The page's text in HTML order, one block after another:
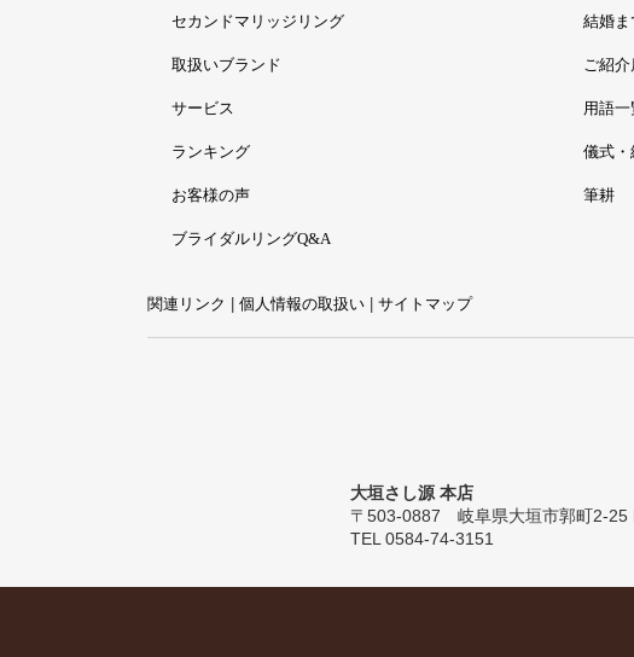
セカンドマリッジリング
取扱いブランド
サービス
ランキング
お客様の声
ブライダルリングQ&A
結婚ま
ご紹
用語一
儀式・
筆耕
関連リンク 個人情報の取扱い サイトマップ
大垣さし源 本店
〒503-0887 岐阜県大垣市郭町2-25
TEL 0584-74-3151